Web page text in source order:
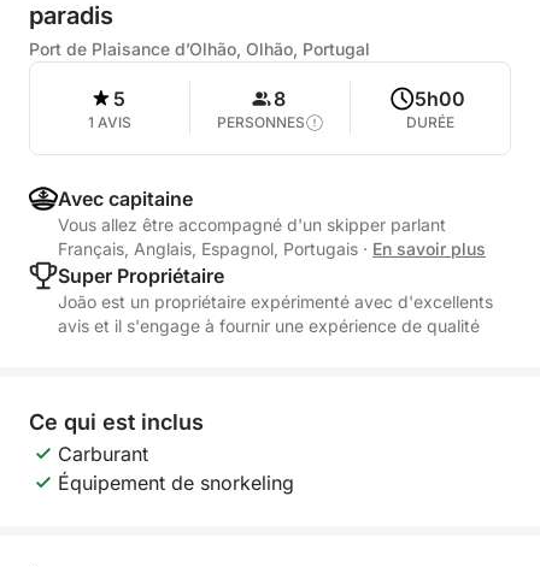
paradis
Port de Plaisance d’Olhão, Olhão, Portugal
5
1 AVIS
8
PERSONNES
5h00
DURÉE
Avec capitaine
Vous allez être accompagné d'un skipper parlant
Français, Anglais, Espagnol, Portugais · En savoir plus
Super Propriétaire
João est un propriétaire expérimenté avec d'excellents
avis et il s'engage à fournir une expérience de qualité
Ce qui est inclus
Carburant
Équipement de snorkeling